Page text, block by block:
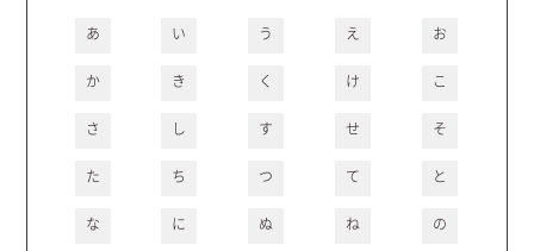
あ い う え お
か き く け こ
さ し す せ そ
た ち つ て と
な に ぬ ね の